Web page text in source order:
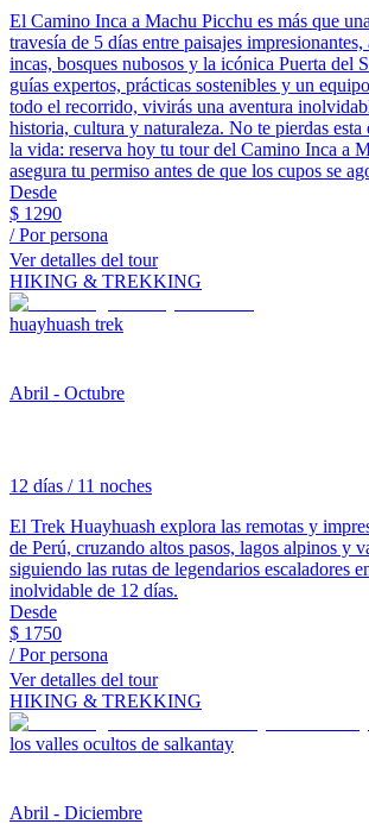
El Camino Inca a Machu Picchu es más que
travesía de 5 días entre paisajes
incas, bosques nubosos y la icónica Puerta del
guías expertos, prácticas sostenibles y un
todo el recorrido, vivirás una aventura
historia, cultura y naturaleza. No te pierdas esta
la vida: reserva hoy tu tour del Camino Inca a
asegura tu permiso antes de que los cupos se
Desde
$ 1290
/ Por persona
Ver detalles del tour
HIKING & TREKKING
huayhuash trek
Abril - Octubre
12 días / 11 noches
El Trek Huayhuash explora las remotas y
de Perú, cruzando altos pasos, lagos alpinos y
siguiendo las rutas de legendarios escaladores
inolvidable de 12 días.
Desde
$ 1750
/ Por persona
Ver detalles del tour
HIKING & TREKKING
los valles ocultos de salkantay
Abril - Diciembre